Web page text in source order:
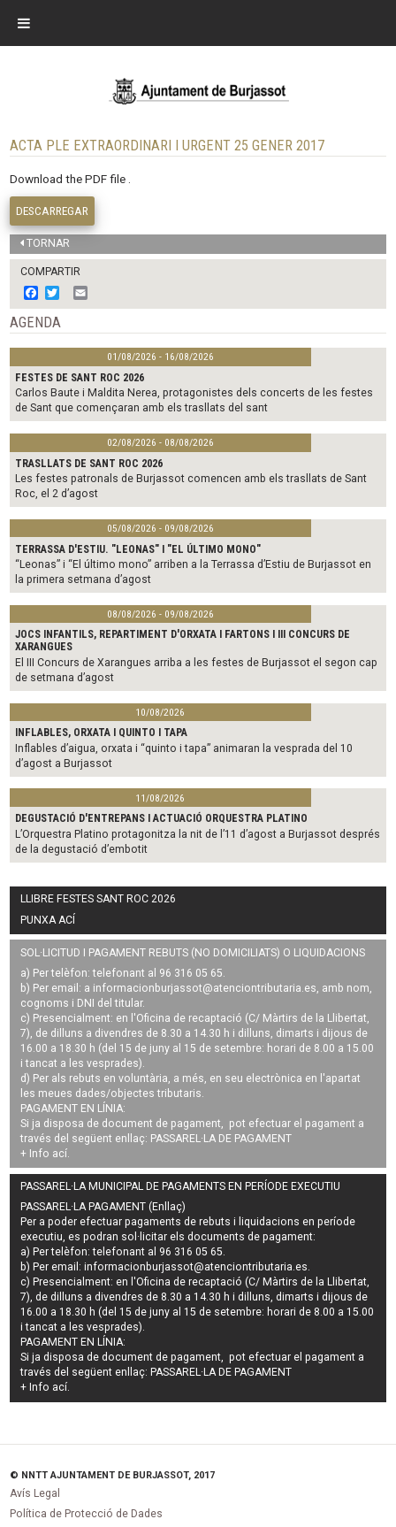
ACTA PLE EXTRAORDINARI I URGENT 25 GENER 2017
Download the PDF file .
DESCARREGAR
TORNAR
COMPARTIR
F
a
c
e
b
o
o
k
w
i
t
t
e
r
m
i
l
AGENDA
01/08/2026 - 16/08/2026
FESTES DE SANT ROC 2026
Carlos Baute i Maldita Nerea, protagonistes dels concerts de les festes
de Sant que començaran amb els trasllats del sant
02/08/2026 - 08/08/2026
TRASLLATS DE SANT ROC 2026
Les festes patronals de Burjassot comencen amb els trasllats de Sant
Roc, el 2 d’agost
05/08/2026 - 09/08/2026
TERRASSA D'ESTIU. "LEONAS" I "EL ÚLTIMO MONO"
“Leonas” i “El último mono” arriben a la Terrassa d’Estiu de Burjassot en
la primera setmana d’agost
08/08/2026 - 09/08/2026
JOCS INFANTILS, REPARTIMENT D'ORXATA I FARTONS I III CONCURS DE
XARANGUES
El III Concurs de Xarangues arriba a les festes de Burjassot el segon cap
de setmana d’agost
10/08/2026
INFLABLES, ORXATA I QUINTO I TAPA
Inflables d’aigua, orxata i “quinto i tapa” animaran la vesprada del 10
d’agost a Burjassot
11/08/2026
DEGUSTACIÓ D'ENTREPANS I ACTUACIÓ ORQUESTRA PLATINO
L’Orquestra Platino protagonitza la nit de l’11 d’agost a Burjassot després
de la degustació d’embotit
LLIBRE FESTES SANT ROC 2026
PUNXA ACÍ
SOL·LICITUD I PAGAMENT REBUTS (NO DOMICILIATS) O LIQUIDACIONS
a) Per telèfon: telefonant al 96 316 05 65.
b) Per email: a informacionburjassot@atenciontributaria.es, amb nom,
cognoms i DNI del titular.
c) Presencialment: en l'Oficina de recaptació (C/ Màrtirs de la Llibertat,
7), de dilluns a divendres de 8.30 a 14.30 h i dilluns, dimarts i dijous de
16.00 a 18.30 h (del 15 de juny al 15 de setembre: horari de 8.00 a 15.00
i tancat a les vesprades).
d) Per als rebuts en voluntària, a més, en seu electrònica en l'apartat
les meues dades/objectes tributaris.
PAGAMENT EN LÍNIA:
Si ja disposa de document de pagament, pot efectuar el pagament a
través del següent enllaç: PASSAREL·LA DE PAGAMENT
+ Info ací.
PASSAREL·LA MUNICIPAL DE PAGAMENTS EN PERÍODE EXECUTIU
PASSAREL·LA PAGAMENT (Enllaç)
Per a poder efectuar pagaments derebuts i liquidacions en període
executiu, es podran sol·licitar els documents de pagament:
a) Per telèfon: telefonant al 96 316 05 65.
b) Per email:informacionburjassot@atenciontributaria.es.
c) Presencialment: en l'Oficina de recaptació (C/ Màrtirs de la Llibertat,
7), de dilluns a divendres de 8.30 a 14.30 h i dilluns, dimarts i dijous de
16.00 a 18.30 h (del 15 de juny al 15 de setembre: horari de 8.00 a 15.00
i tancat a les vesprades).
PAGAMENT EN LÍNIA:
Si ja disposa de document de pagament, pot efectuar el pagament a
través del següent enllaç: PASSAREL·LA DE PAGAMENT
+ Info ací.
© NNTT AJUNTAMENT DE BURJASSOT, 2017
Avís Legal
Política de Protecció de Dades